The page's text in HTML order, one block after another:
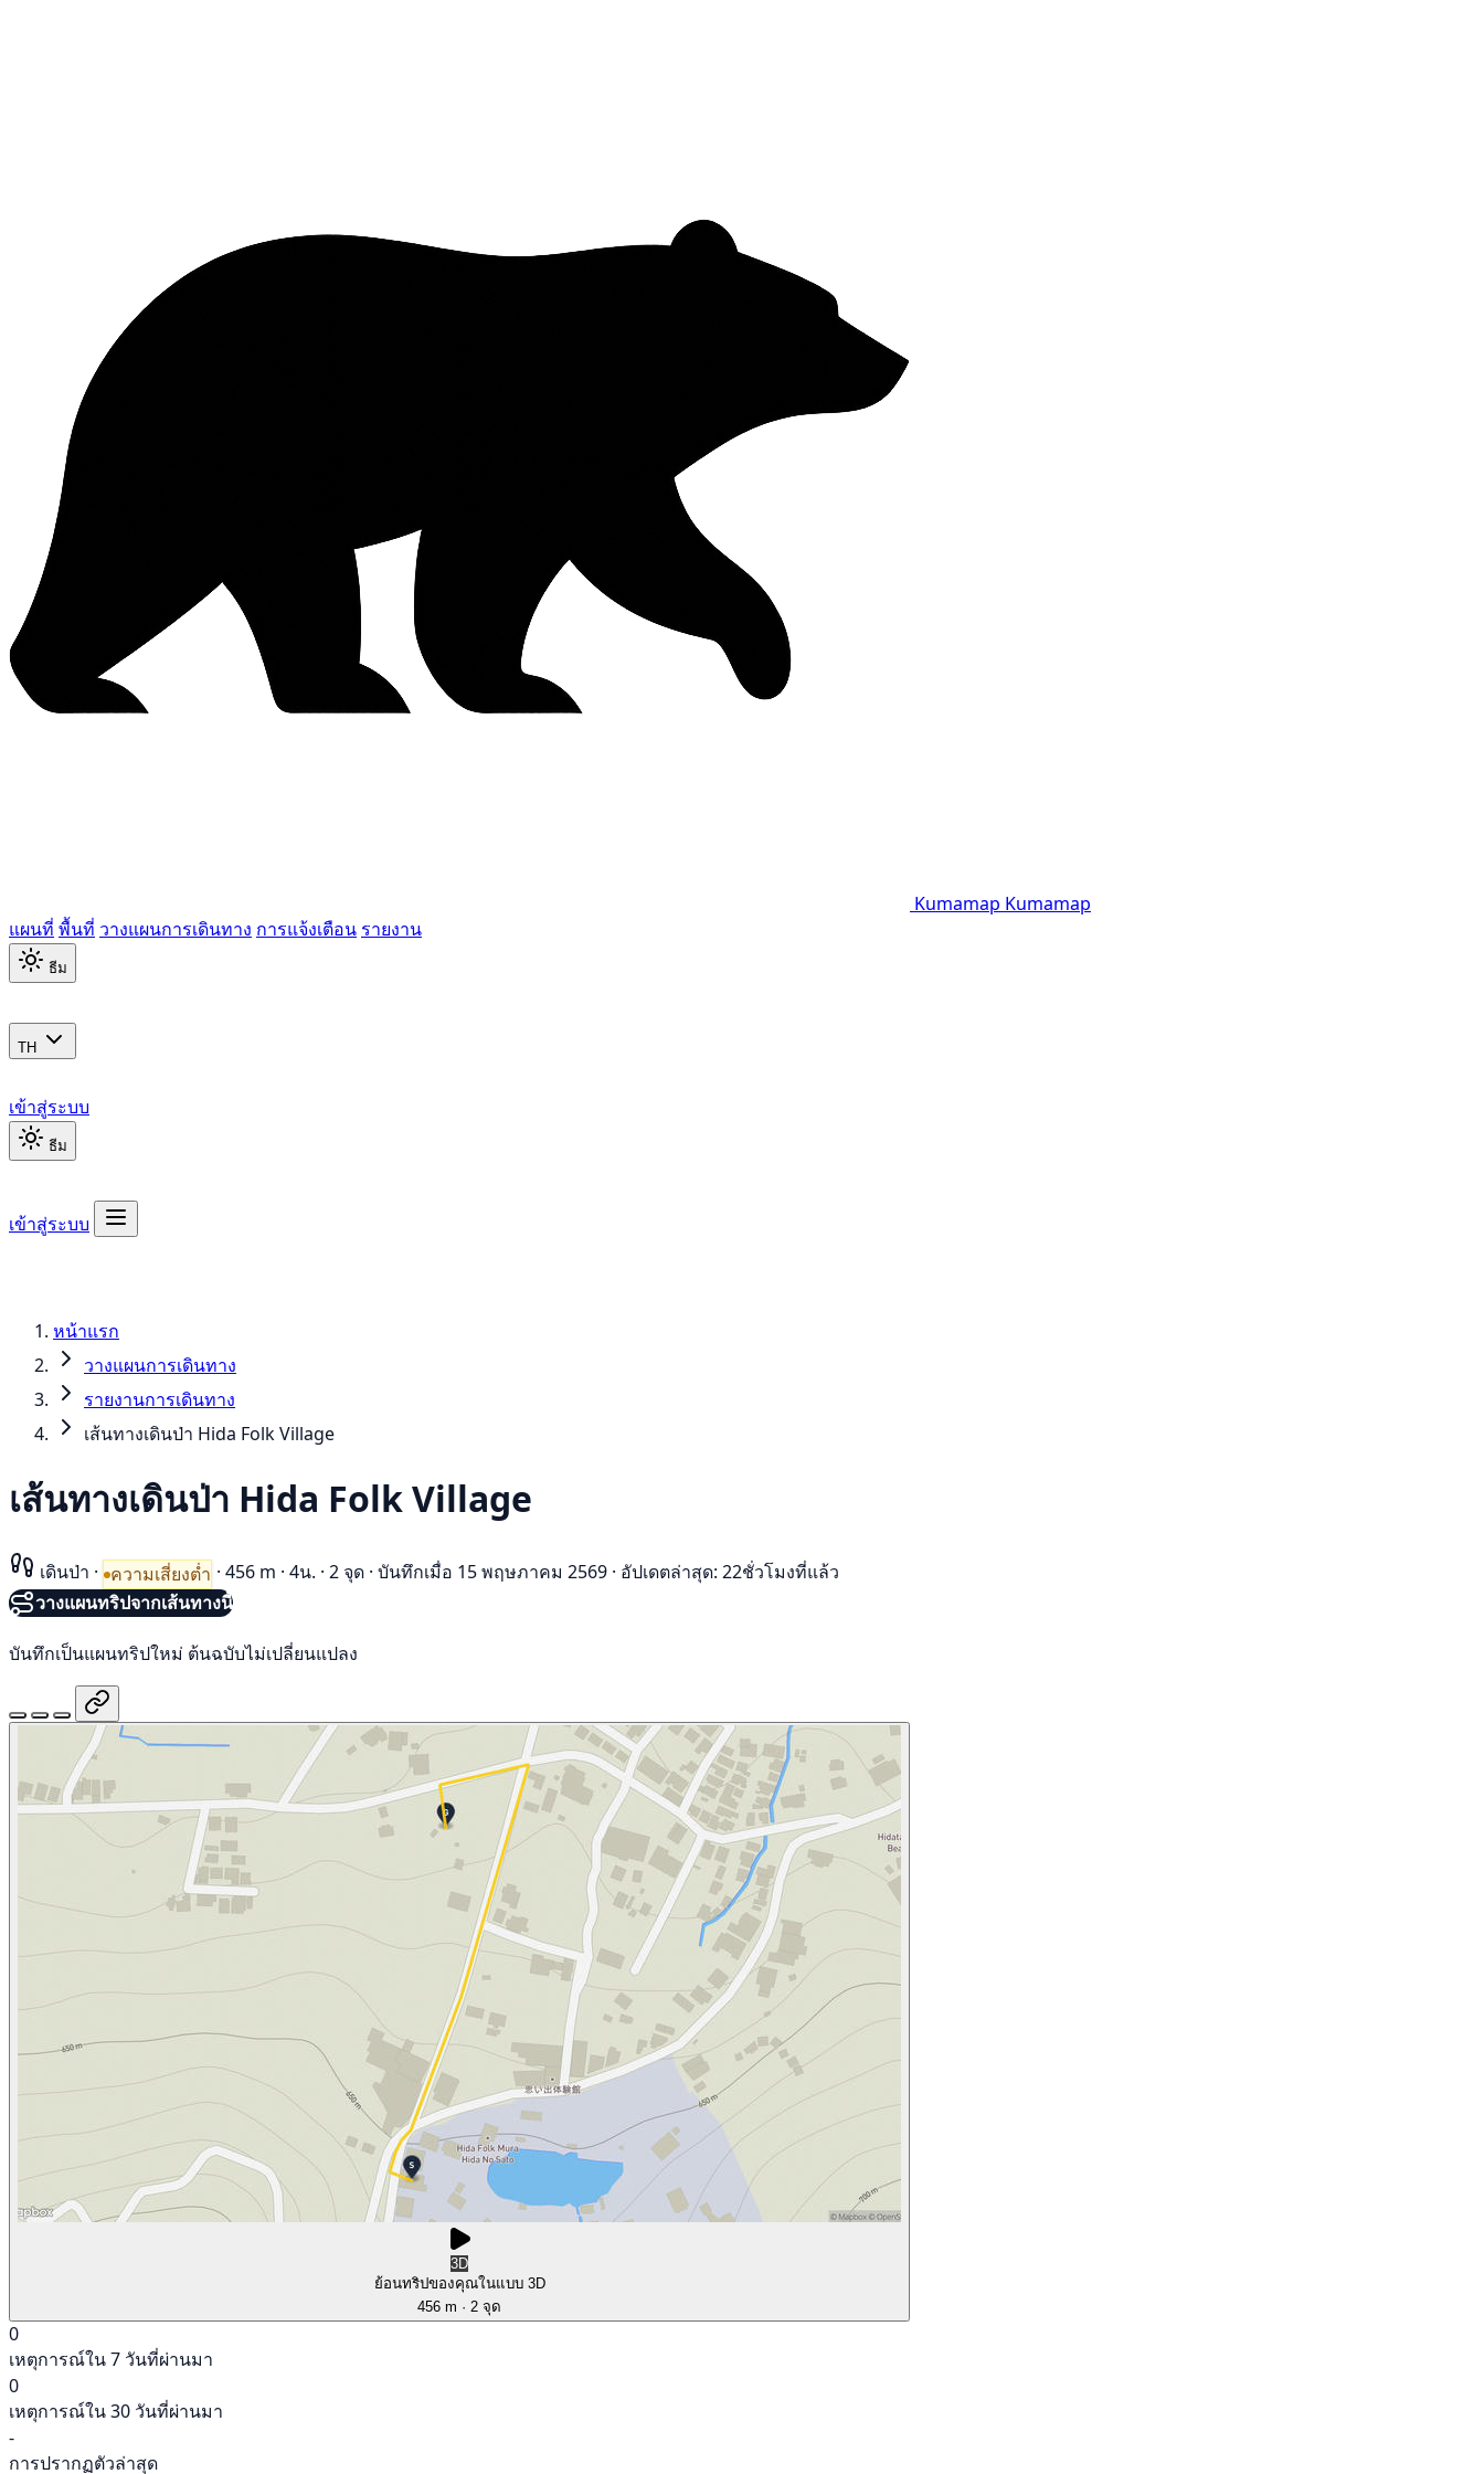
Kumamap Kumamap
แผนที่ พื้นที่ วางแผนการเดินทาง การแจ้งเตือน รายงาน
ธีม
TH
เข้าสู่ระบบ
ธีม
เข้าสู่ระบบ
หน้าแรก
วางแผนการเดินทาง
รายงานการเดินทาง
เส้นทางเดินป่า Hida Folk Village
เส้นทางเดินป่า Hida Folk Village
เดินป่า · ความเสี่ยงต่ำ · 456 m · 4น. · 2 จุด · บันทึกเมื่อ 15 พฤษภาคม 2569 · อัปเดตล่าสุด: 22ชั่วโมงที่แล้ว
วางแผนทริปจากเส้นทางนี้
บันทึกเป็นแผนทริปใหม่ ต้นฉบับไม่เปลี่ยนแปลง
3D
ย้อนทริปของคุณในแบบ 3D
456 m · 2 จุด
0
เหตุการณ์ใน 7 วันที่ผ่านมา
0
เหตุการณ์ใน 30 วันที่ผ่านมา
-
การปรากฏตัวล่าสุด